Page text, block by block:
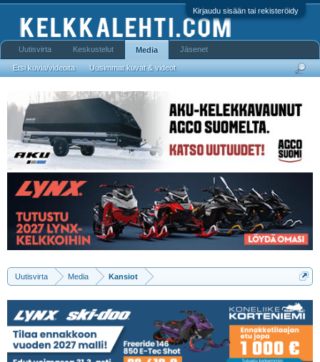
Kirjaudu sisään tai rekisteröidy
Uutisvirta Media Kansiot
Uutisvirta Keskustelut Media
Etsi kuvia/videoita Uusimmat kuvat & videot
Jäsenet